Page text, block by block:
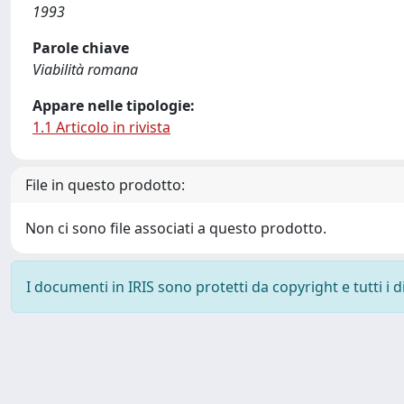
1993
Parole chiave
Viabilità romana
Appare nelle tipologie:
1.1 Articolo in rivista
File in questo prodotto:
Non ci sono file associati a questo prodotto.
I documenti in IRIS sono protetti da copyright e tutti i